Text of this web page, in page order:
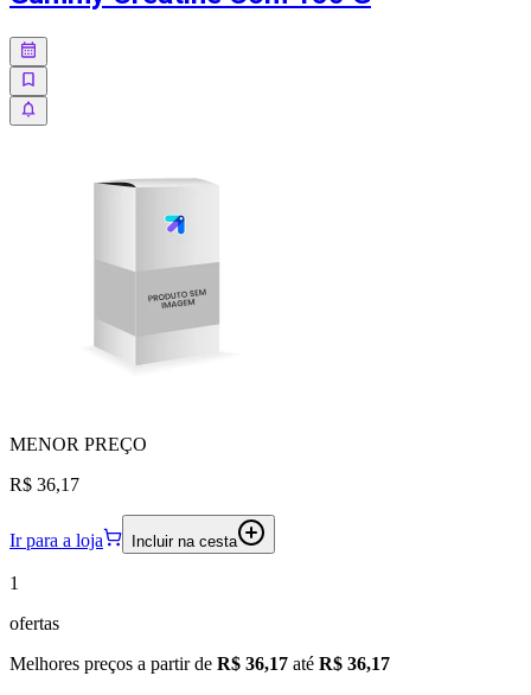
MENOR PREÇO
R$ 36,17
Ir para a loja Incluir na cesta
1
ofertas
Melhores preços a partir de R$ 36,17 até R$ 36,17